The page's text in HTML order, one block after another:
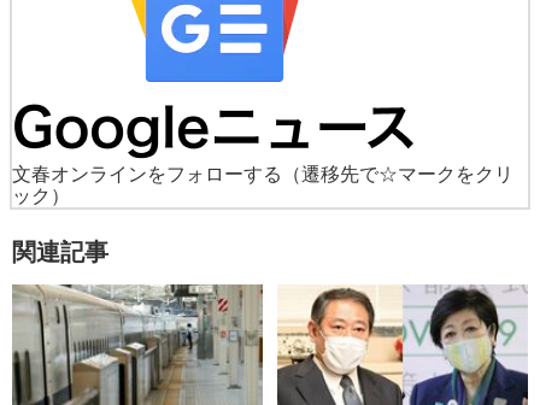
文春オンラインをフォローする
（遷移先で☆マークをクリ
ック）
関連記事